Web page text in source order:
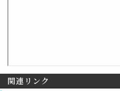
関連リンク